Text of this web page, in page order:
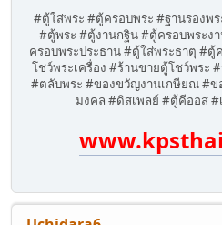
#ตู้ใส่พระ #ตู้ครอบพระ #ฐานรองพ
#ตู้พระ #ตู้งานกฐิน #ตู้ครอบพระง
ครอบพระประธาน #ตู้ใส่พระธาตุ #ตู้
โชว์พระเครื่อง #ร้านขายตู้โชว์พระ
#ตลับพระ #ของขวัญงานเกษียณ #
มงคล #ดิสเพลย์ #ตู้คีออส #